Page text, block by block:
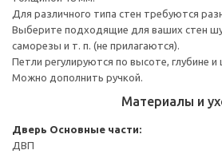
Для различного типа стен требуются
Выберите подходящие для ваших стен
саморезы и т. п. (не прилагаются).
Петли регулируются по высоте, глубине и
Можно дополнить ручкой.
Материалы и
Дверь Основные части:
ДВП